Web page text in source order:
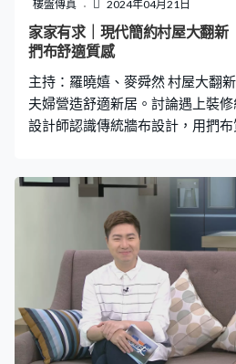
樓盤傳真 2024年04月21日
家家有求｜現代簡約村屋大翻
捫布舒適質感
主持：羅曉嬉、麥舜然 村屋大翻
夫婦營造舒適新居。討論遇上裝
設計師認識傳統牆布設計，用捫布